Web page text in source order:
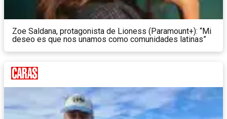
Zoe Saldana, protagonista de Lioness (Paramount+): “Mi
deseo es que nos unamos como comunidades latinas”